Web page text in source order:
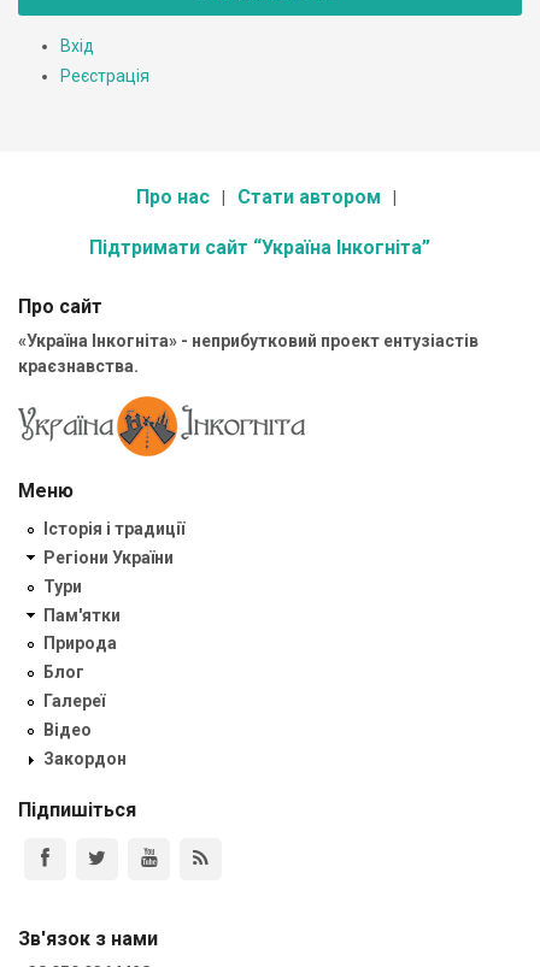
Вхід
Реєстрація
Про нас Стати автором
Підтримати сайт “Україна Інкогніта”
Про сайт
«Україна Інкогніта» - неприбутковий проект ентузіастів
краєзнавства.
Меню
Історія і традиції
Регіони України
Тури
Пам'ятки
Природа
Блог
Галереї
Відео
Закордон
Підпишіться
Зв'язок з нами